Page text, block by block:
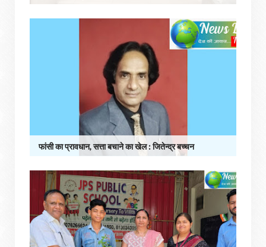
फांसी का प्रावधान, सत्ता बचाने का खेल : जितेन्द्र बच्चन